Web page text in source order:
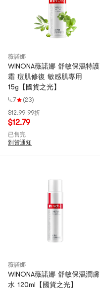
薇諾娜
WINONA薇諾娜 舒敏保濕特護
霜 痘肌修復 敏感肌專用
15g【國貨之光】
4.7
(23)
$12.99 99折
$12.79
已售完
到貨通知
薇諾娜
WINONA薇諾娜 舒敏保濕潤膚
水 120ml【國貨之光】